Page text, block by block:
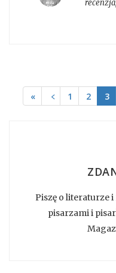
recenzja
« ﹤ 1 2 3
Piszę o literaturze
pisarzami i